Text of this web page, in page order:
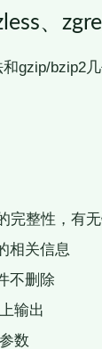
、
gzip/bzip2
完整性，有
相关信息
不删除
输出
数